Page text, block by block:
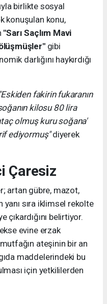
birlikte sosyal
konuşulan konu,
"Sarı Saçlım Mavi
gibi
darlığını haykırdığı
"Eskiden fakirin fukaranın
kilosu 80 lira
olmuş kuru soğana'
ediyormuş"diyerek
Çaresiz
artan gübre, mazot,
sıra iklimsel rekolte
çıkardığını belirtiyor.
evine erzak
ateşinin bir an
maddelerindeki bu
için yetkililerden